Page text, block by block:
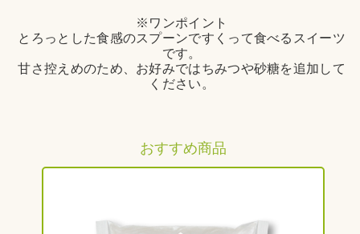
※ワンポイント
とろっとした食感のスプーンですくって食べるスイーツ
です。
甘さ控えめのため、お好みではちみつや砂糖を追加して
ください。
おすすめ商品